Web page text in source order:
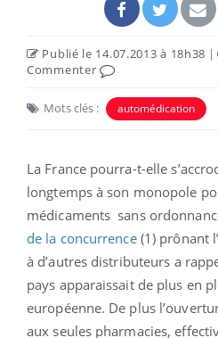
Publié le 14.07.2013 à 18h38 |
Commenter
Mots clés : automédication
La France pourra-t-elle
longtemps à son monopole
médicaments sans
de la concurrence(1) prônant
à d’autres distributeurs a
pays apparaissait de plus en
européenne. De plus
aux seules pharmacies,